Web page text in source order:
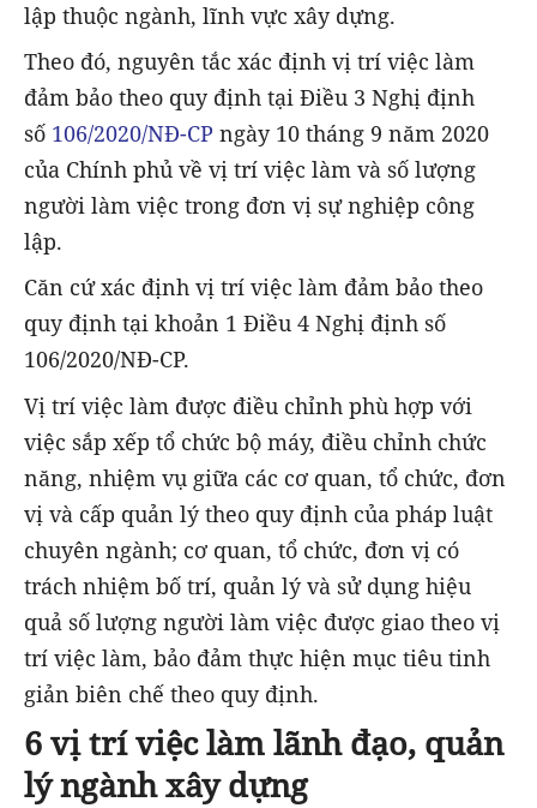
lập thuộc ngành, lĩnh vực xây dựng.
Theo đó, nguyên tắc xác định vị trí việc làm
đảm bảo theo quy định tại Điều 3 Nghị định
số 106/2020/NĐ-CP ngày 10 tháng 9 năm 2020
của Chính phủ về vị trí việc làm và số lượng
người làm việc trong đơn vị sự nghiệp công
lập.
Căn cứ xác định vị trí việc làm đảm bảo theo
quy định tại khoản 1 Điều 4 Nghị định số
106/2020/NĐ-CP.
Vị trí việc làm được điều chỉnh phù hợp với
việc sắp xếp tổ chức bộ máy, điều chỉnh chức
năng, nhiệm vụ giữa các cơ quan, tổ chức, đơn
vị và cấp quản lý theo quy định của pháp luật
chuyên ngành; cơ quan, tổ chức, đơn vị có
trách nhiệm bố trí, quản lý và sử dụng hiệu
quả số lượng người làm việc được giao theo vị
trí việc làm, bảo đảm thực hiện mục tiêu tinh
giản biên chế theo quy định.
6 vị trí việc làm lãnh đạo, quản
lý ngành xây dựng